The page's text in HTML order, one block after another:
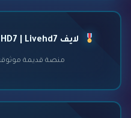
لايف HD7 | Livehd7 - بث مباشر بدون تقطيع
منصة قديمة موثوقة